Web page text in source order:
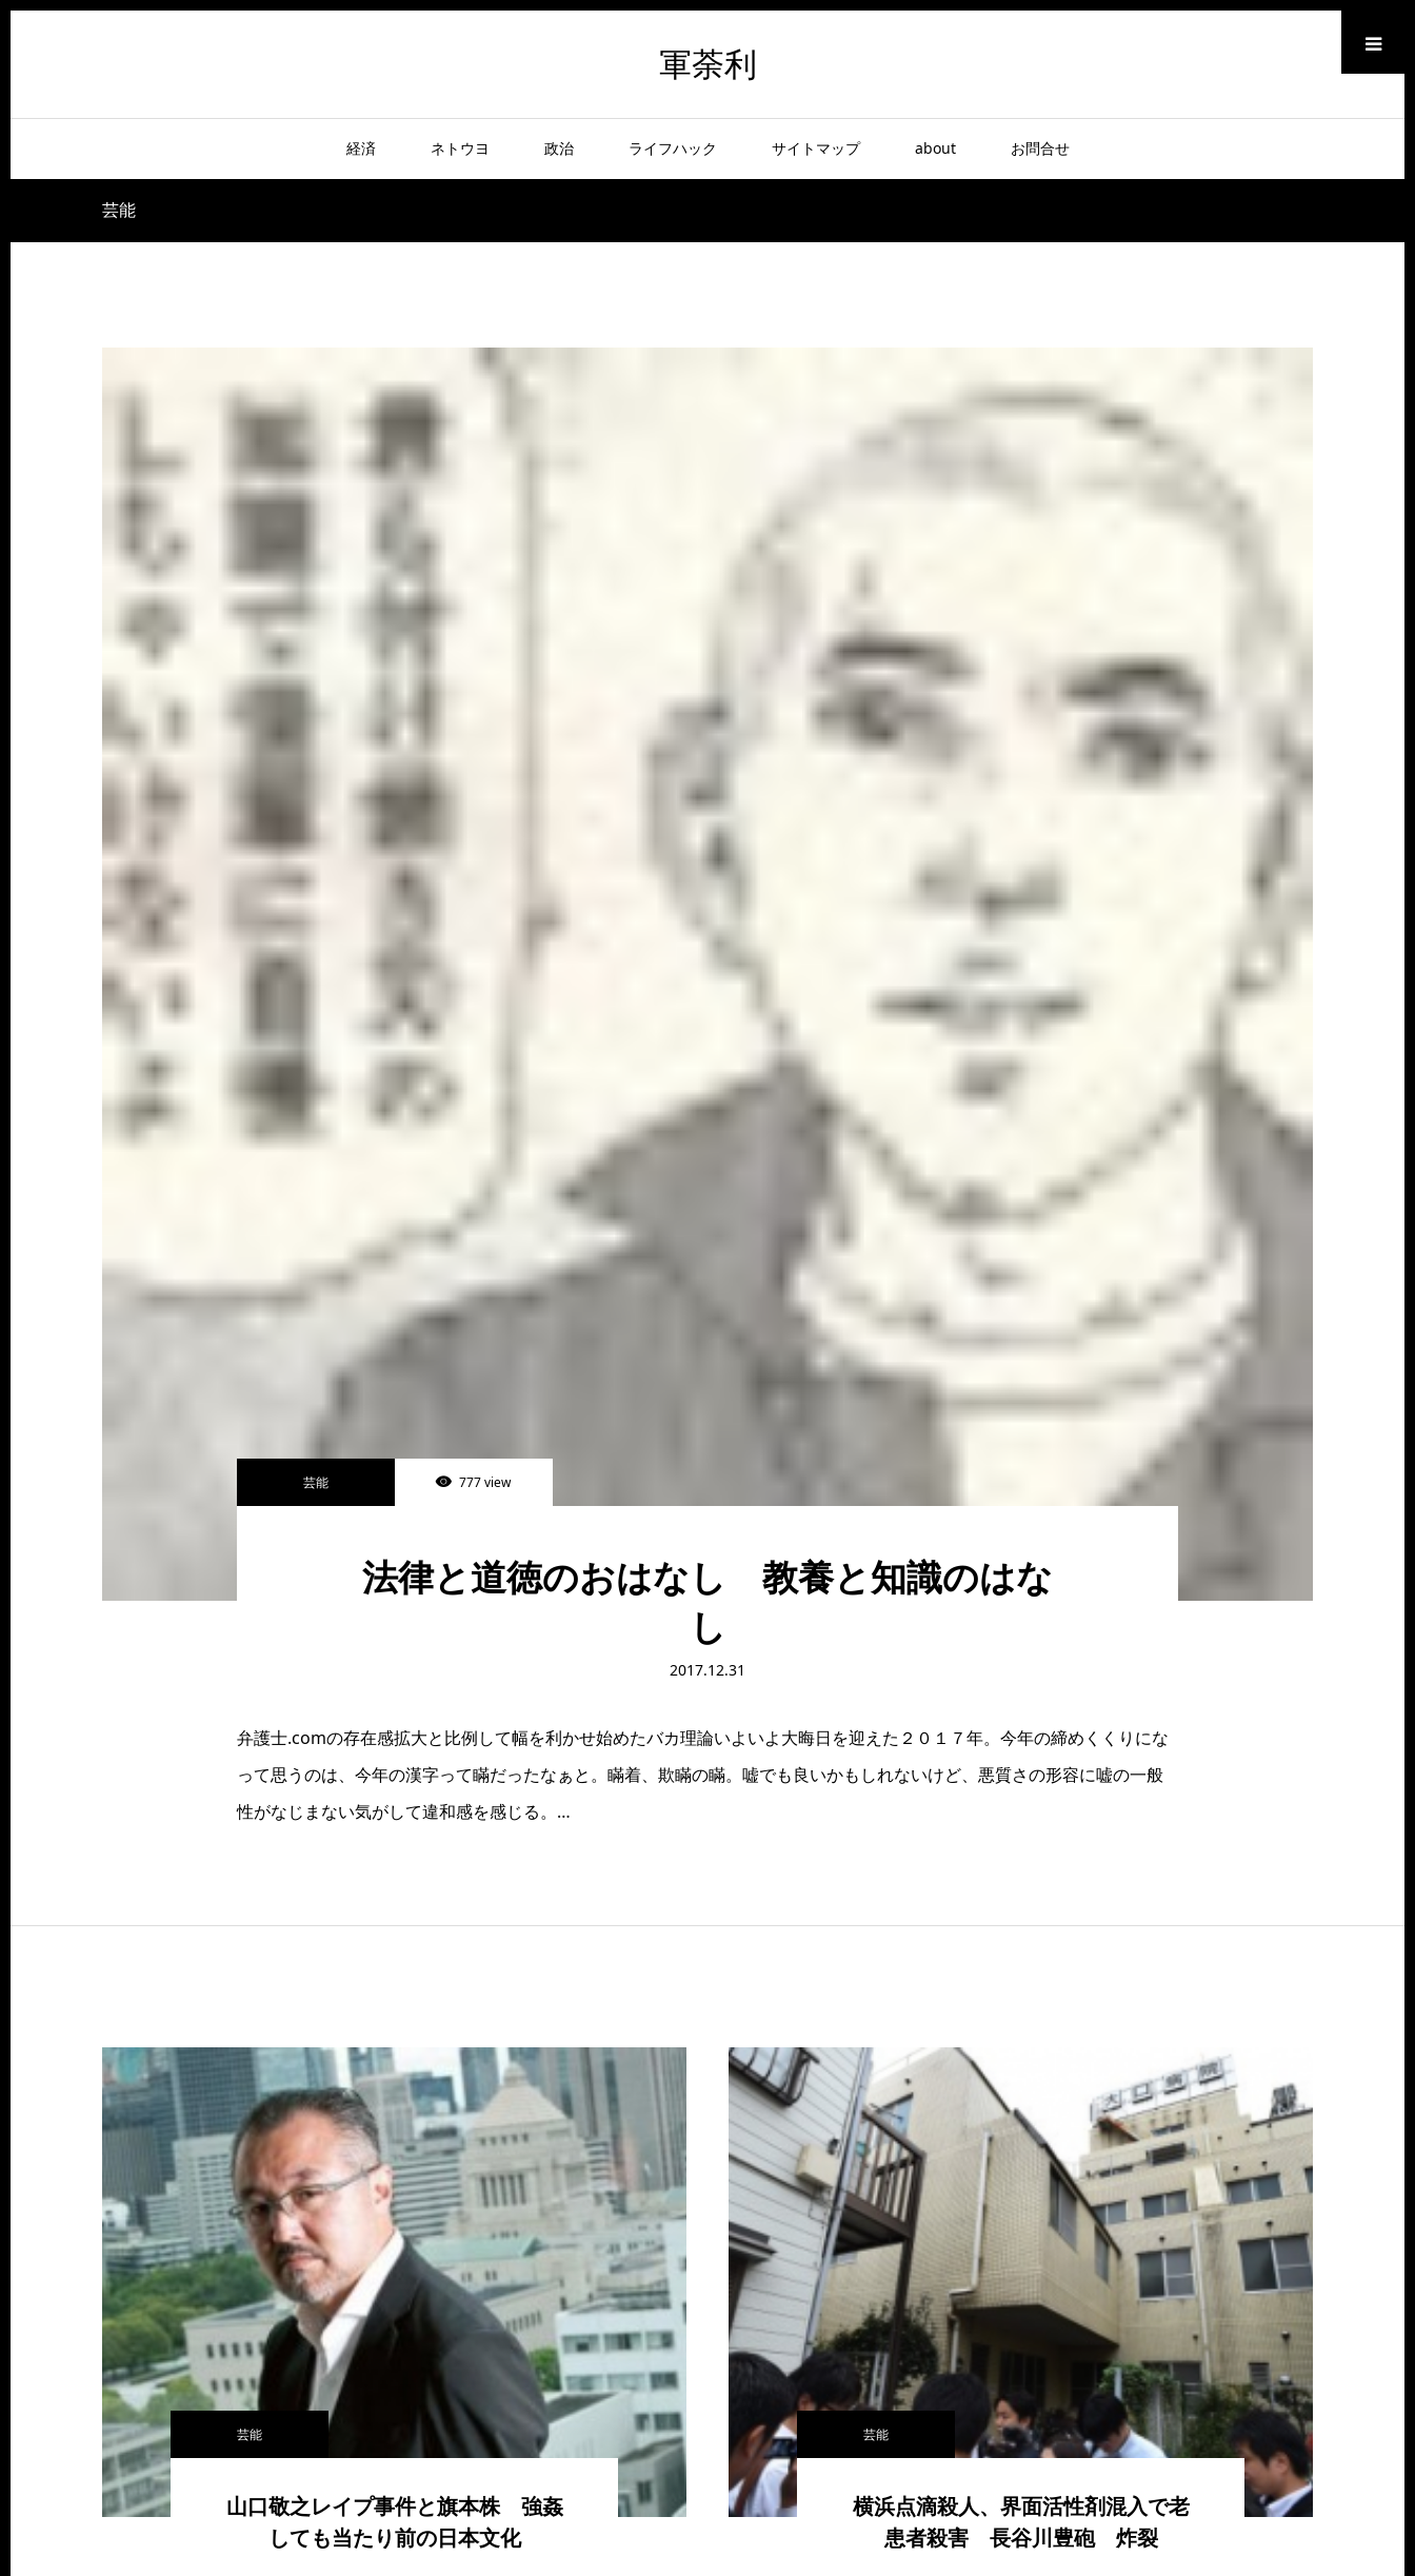
メニュー
軍荼利
経済 ネトウヨ 政治 ライフハック サイトマップ about お問合せ
芸能
芸能 777 view
法律と道徳のおはなし 教養と知識のはな
し
2017.12.31
弁護士.comの存在感拡大と比例して幅を利かせ始めたバカ理論いよいよ大晦日を迎えた２０１７年。今年の締めくくりにな
って思うのは、今年の漢字って瞞だったなぁと。瞞着、欺瞞の瞞。嘘でも良いかもしれないけど、悪質さの形容に嘘の一般
性がなじまない気がして違和感を感じる。…
芸能
山口敬之レイプ事件と旗本株 強姦
しても当たり前の日本文化
芸能
横浜点滴殺人、界面活性剤混入で老
患者殺害 長谷川豊砲 炸裂